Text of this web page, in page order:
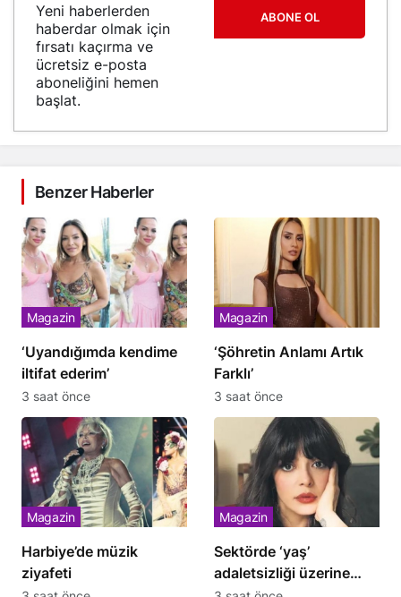
Yeni haberlerden
haberdar olmak için
fırsatı kaçırma ve
ücretsiz e-posta
aboneliğini hemen
başlat.
ABONE OL
Benzer Haberler
‘Uyandığımda kendime
iltifat ederim’
Magazin
3 saat önce
‘Şöhretin Anlamı Artık
Farklı’
Magazin
3 saat önce
Harbiye’de müzik
ziyafeti
Magazin
Sektörde ‘yaş’
adaletsizliği üzerine
Magazin